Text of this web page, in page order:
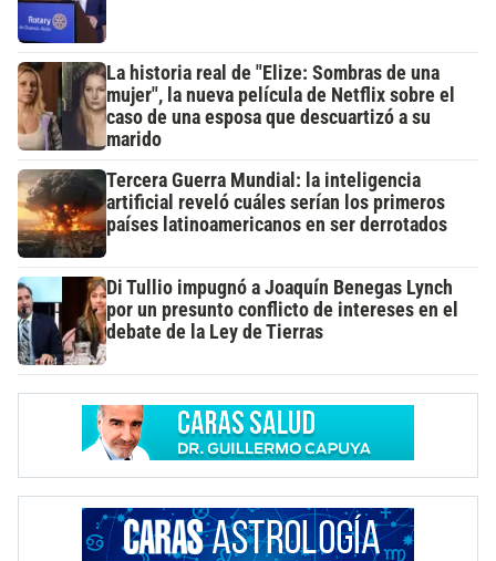
La historia real de "Elize: Sombras de una
mujer", la nueva película de Netflix sobre el
caso de una esposa que descuartizó a su
marido
Tercera Guerra Mundial: la inteligencia
artificial reveló cuáles serían los primeros
países latinoamericanos en ser derrotados
Di Tullio impugnó a Joaquín Benegas Lynch
por un presunto conflicto de intereses en el
debate de la Ley de Tierras